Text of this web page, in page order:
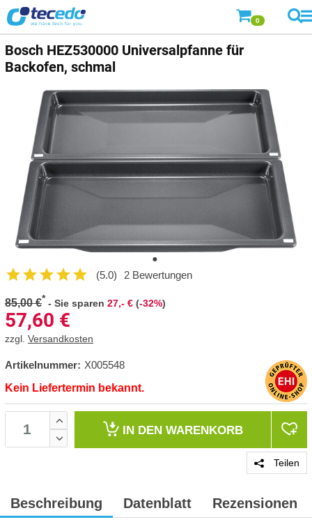
0
Bosch HEZ530000 Universalpfanne für
Backofen, schmal
(5.0) 2 Bewertungen
85,00 €* - Sie sparen 27,- € (-32%)
57,60 €
zzgl. Versandkosten
Artikelnummer: X005548
Kein Liefertermin bekannt.
IN DEN WARENKORB
Teilen
Beschreibung Datenblatt Rezensionen